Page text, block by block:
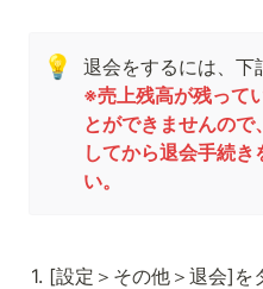
💡
※売上残高が残って
とができませんの
してから退会手続
い。
1. [設定＞その他＞退会]を